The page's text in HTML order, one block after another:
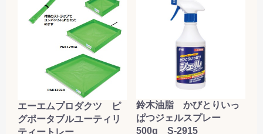
エーエムプロダクツ ピ
グポータブルユーティリ
ティートレー
鈴木油脂 かびとりいっ
ぱつジェルスプレー
500g S-2915